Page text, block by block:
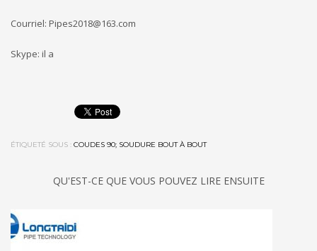
Courriel: Pipes2018@163.com
Skype: il a
ÉTIQUETÉ SOUS : COUDES 90; SOUDURE BOUT À BOUT
QU'EST-CE QUE VOUS POUVEZ LIRE ENSUITE